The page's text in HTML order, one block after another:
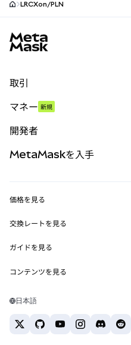
LRCXon/PLN
取引
パーペチュアル
RWA
マネー 新規
開発者
MetaMask Connect
Snaps
Web3サービス
MetaMaskを入手
セキュリティ
サポート
キャリア
お問い合わせ
価格を見る
イーサリアムの価格
Solanaの価格
Tetherの価格
交換レートを見る
ETH→USD
USDT→INR
BTC→INR
ETH→USDT
ガイドを見る
ETHの購入
USDTの購入
コンテンツを見る
Solanaウォレット
日本語